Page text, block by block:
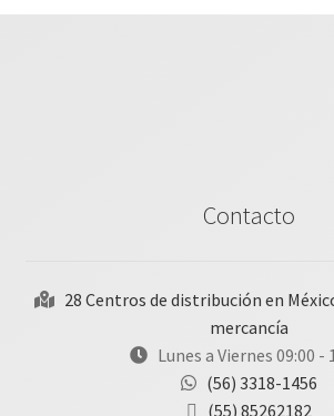
Contacto
28 Centros de distribución en
mercancía
Lunes a Viernes 09:00 -
(56) 3318-1456
(55) 85262182